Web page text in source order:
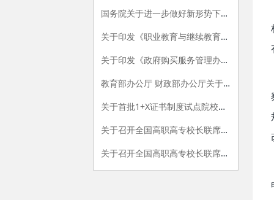
国务院关于进一步做好新形势下就业创业工作的意见
关于印发《职业教育与继续教育2015年工作要点》的函
关于印发《政府购买服务管理办法（暂行）》的通知
教育部办公厅 财政部办公厅关于做好“国家示范性高等职业院校建设计划”骨干高职院校建设项目2015年验收工作的通知
关于首批1+X证书制度试点院校名单的公告
关于召开全国高职高专校长联席会议2015年年会的通知
关于召开全国高职高专校长联席会议2018年年会的通知